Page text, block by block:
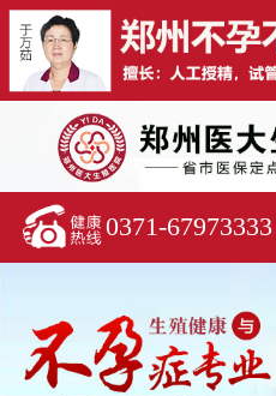
0371-67973333